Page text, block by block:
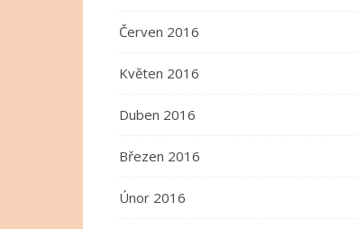
Červen 2016
Květen 2016
Duben 2016
Březen 2016
Únor 2016